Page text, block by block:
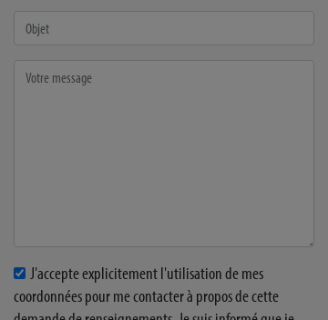
J'accepte explicitement l'utilisation de mes
coordonnées pour me contacter à propos de cette